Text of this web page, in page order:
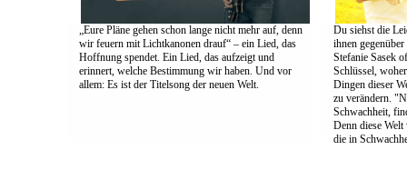
„Eure Pläne gehen schon lange nicht mehr auf, denn
wir feuern mit Lichtkanonen drauf“ – ein Lied, das
Hoffnung spendet. Ein Lied, das aufzeigt und
erinnert, welche Bestimmung wir haben. Und vor
allem: Es ist der Titelsong der neuen Welt.
Du siehst die
ihnen
Stefanie Sasek
Schlüssel,
Dingen dieser
zu verändern.
Schwachheit,
Denn diese Welt
die in